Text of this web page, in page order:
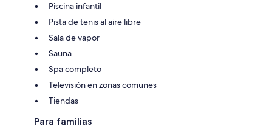
Piscina infantil
Pista de tenis al aire libre
Sala de vapor
Sauna
Spa completo
Televisión en zonas comunes
Tiendas
Para familias